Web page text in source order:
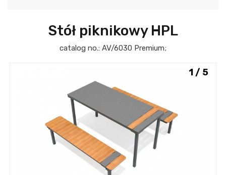
Stół piknikowy HPL
catalog no.: AV/6030 Premium;
1 / 5